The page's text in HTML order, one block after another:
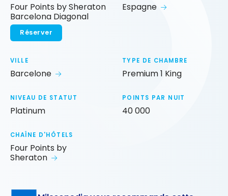
Four Points by Sheraton
Barcelona Diagonal
Réserver
Espagne
VILLE
Barcelone
TYPE DE CHAMBRE
Premium 1 King
NIVEAU DE STATUT
Platinum
POINTS PAR NUIT
40 000
CHAÎNE D'HÔTELS
Four Points by
Sheraton